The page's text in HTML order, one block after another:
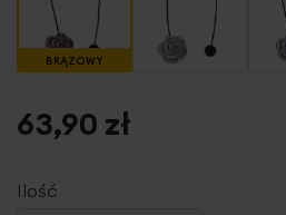
BRĄZOWY
Ilość
63,90 zł